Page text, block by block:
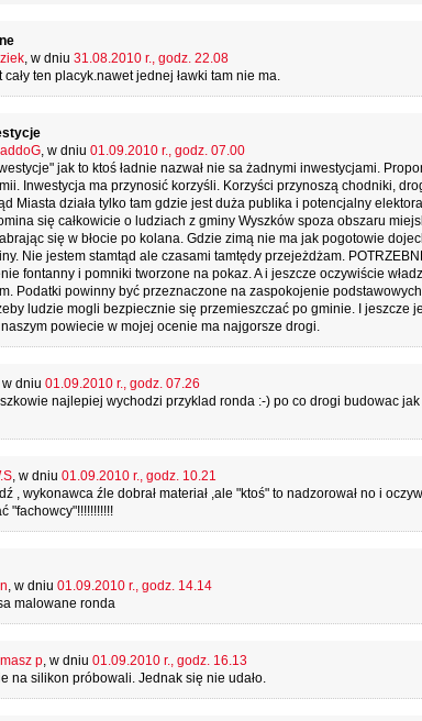
, w dniu 31.08.2010 r., godz. 22.08
ten placyk.nawet jednej ławki tam nie ma.
, w dniu 01.09.2010 r., godz. 07.00
jak to ktoś ładnie nazwał nie sa żadnymi inwestycjami.
Inwestycja ma przynosić korzyśli. Korzyści przynoszą chodniki,
Miasta działa tylko tam gdzie jest duża publika i potencjalny
się całkowicie o ludziach z gminy Wyszków spoza obszaru
się w błocie po kolana. Gdzie zimą nie ma jak pogotowie
Nie jestem stamtąd ale czasami tamtędy przejeżdżam.
fontanny i pomniki tworzone na pokaz. A i jeszcze oczywiście
Podatki powinny być przeznaczone na zaspokojenie
ludzie mogli bezpiecznie się przemieszczać po gminie. I jeszcze
powiecie w mojej ocenie ma najgorsze drogi.
w dniu 01.09.2010 r., godz. 07.26
najlepiej wychodzi przyklad ronda :-) po co drogi budowac
, w dniu 01.09.2010 r., godz. 10.21
, wykonawca źle dobrał materiał ,ale "ktoś" to nadzorował no i
"fachowcy"!!!!!!!!!!!
, w dniu 01.09.2010 r., godz. 14.14
malowane ronda
p, w dniu 01.09.2010 r., godz. 16.13
na silikon próbowali. Jednak się nie udało.